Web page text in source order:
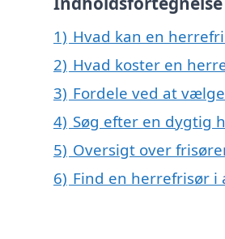
1) Hvad kan en
2) Hvad koster en
3) Fordele ved at
4) Søg efter en dygtig
5) Oversigt over
6) Find en herrefrisør i